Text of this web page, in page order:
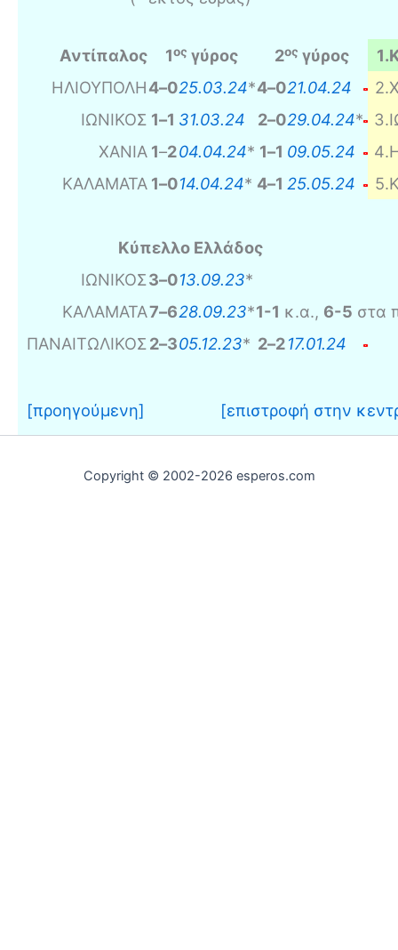
Αντίπαλος 1ος γύρος 2ος γύρος 1.
ΗΛΙΟΥΠΟΛΗ4–025.03.24*4–021.04.24 2.
ΙΩΝΙΚΟΣ 1–1 31.03.24 2–029.04.24* 3.
ΧΑΝΙΑ 1–204.04.24* 1–1 09.05.24 4.
ΚΑΛΑΜΑΤΑ 1–014.04.24* 4–1 25.05.24 5.
Κύπελλο Ελλάδος
ΙΩΝΙΚΟΣ3–013.09.23*
ΚΑΛΑΜΑΤΑ7–628.09.23*1-1 κ.α., 6-5 στα
ΠΑΝΑΙΤΩΛΙΚΟΣ2–305.12.23* 2–217.01.24
[προηγούμενη] [επιστροφή στην
Copyright © 2002-2026 esperos.com